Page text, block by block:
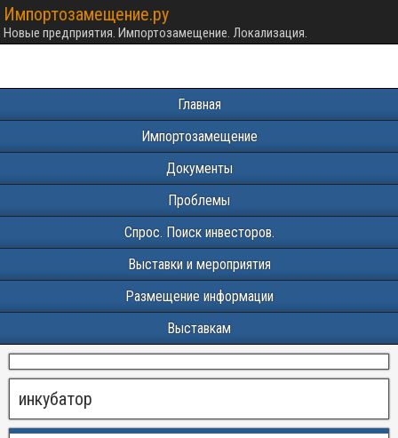
Импортозамещение.ру
Новые предприятия. Импортозамещение. Локализация.
Главная
Импортозамещение
Документы
Проблемы
Спрос. Поиск инвесторов.
Выставки и мероприятия
Размещение информации
Выставкам
инкубатор